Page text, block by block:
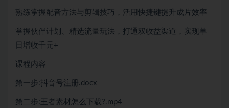
熟练掌握配音方法与剪辑技巧，活用快捷键提升成片效率
掌握伙伴计划、精选流量玩法，打通双收益渠道，实现单
日增收千元+
课程内容
第一步:抖音号注册.docx
第二步:王者素材怎么下载?.mp4